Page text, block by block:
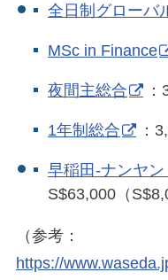
全日制グローバ
MSc in Finance
夜間主総合
1年制総合 ：
早稲田-ナンヤ
S$63,000（
（参考：
https://